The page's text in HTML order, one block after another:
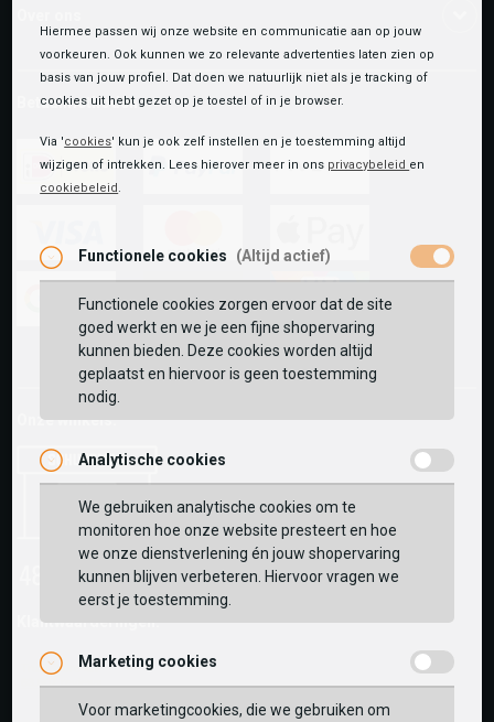
Betaalmethoden
visa
fashion-
cheque
vvv-
giftcard
Onze winkels:
Klantwaarderingen:
Hiermee passen wij onze website en communicatie aan op jouw
voorkeuren. Ook kunnen we zo relevante advertenties laten zien op
basis van jouw profiel. Dat doen we natuurlijk niet als je tracking of
cookies uit hebt gezet op je toestel of in je browser.
Via 'cookies' kun je ook zelf instellen en je toestemming altijd
wijzigen of intrekken. Lees hierover meer in ons privacybeleid en
cookiebeleid .
Functionele cookies (Altijd actief)
Functionele cookies zorgen ervoor dat de site
goed werkt en we je een fijne shopervaring
kunnen bieden. Deze cookies worden altijd
geplaatst en hiervoor is geen toestemming
nodig.
Analytische cookies
We gebruiken analytische cookies om te
monitoren hoe onze website presteert en hoe
we onze dienstverlening én jouw shopervaring
kunnen blijven verbeteren. Hiervoor vragen we
eerst je toestemming.
Marketing cookies
Voor marketingcookies, die we gebruiken om